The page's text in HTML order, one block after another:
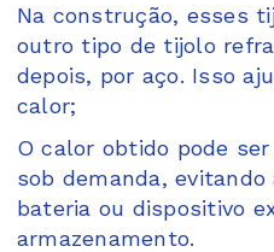
Na construção, esses
outro tipo de tijolo
depois, por aço. Isso
calor;
O calor obtido pode
sob demanda, evitando
bateria ou dispositivo
armazenamento.